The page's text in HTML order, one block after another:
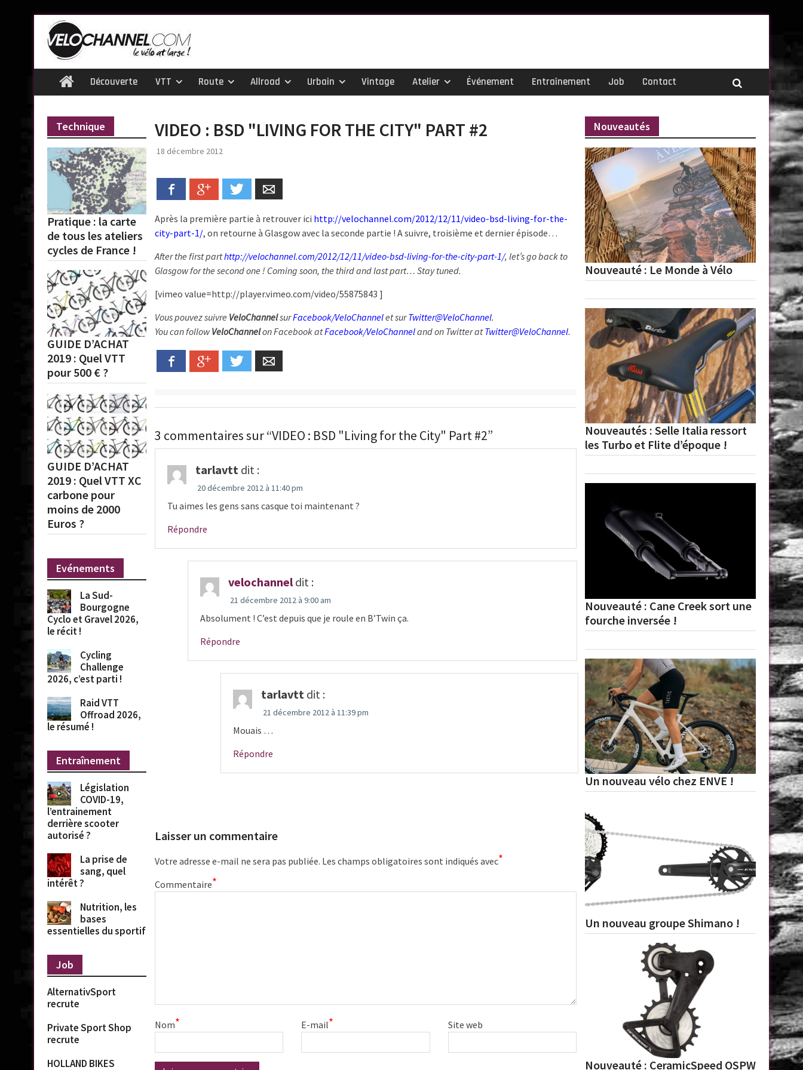
content
HomeDécouverte VTT Route Allroad Urbain Vintage Atelier Événement Entraînement Job Contact
VIDEO : BSD "LIVING FOR THE CITY" PART #2
18 décembre 2012
FacebookGoogle+ Twitter
Après la première partie à retrouver ici http://velochannel.com/2012/12/11/video-bsd-living-for-the-
city-part-1/, on retourne à Glasgow avec la seconde partie ! A suivre, troisième et dernier épisode…
After the first parthttp://velochannel.com/2012/12/11/video-bsd-living-for-the-city-part-1/, let’s go back to
Glasgow for the second one ! Coming soon, the third and last part… Stay tuned.
[vimeo value=http://player.vimeo.com/video/55875843 ]
Vous pouvez suivre VeloChannelsurFacebook/VeloChannelet surTwitter@VeloChannel.
You can followVeloChannelon Facebook atFacebook/VeloChanneland on Twitter atTwitter@VeloChannel.
FacebookGoogle+ Twitter
3 commentaires sur “VIDEO : BSD "Living for the City" Part #2”
tarlavtt dit :
20 décembre 2012 à 11:40 pm
Tu aimes les gens sans casque toi maintenant ?
Répondre
velochannel dit :
21 décembre 2012 à 9:00 am
Absolument ! C’est depuis que je roule en B’Twin ça.
Répondre
tarlavtt dit :
21 décembre 2012 à 11:39 pm
Mouais …
Répondre
Laisser un commentaire
Votre adresse e-mail ne sera pas publiée. Les champs obligatoires sont indiqués avec*
Commentaire*
Nom* E-mail* Site web
Technique
Pratique : la carte
de tous les ateliers
cycles de France !
GUIDE D’ACHAT
2019 : Quel VTT
pour 500 € ?
GUIDE D’ACHAT
2019 : Quel VTT XC
carbone pour
moins de 2000
Euros ?
Evénements
La Sud-
Bourgogne
Cyclo et Gravel 2026,
le récit !
Cycling
Challenge
2026, c’est parti !
Raid VTT
Offroad 2026,
le résumé !
Entraînement
Législation
COVID-19,
l’entrainement
derrière scooter
autorisé ?
La prise de
sang, quel
intérêt ?
Nutrition, les
bases
essentielles du sportif
Job
AlternativSport
recrute
Private Sport Shop
recrute
HOLLAND BIKES
Nouveautés
Nouveauté : Le Monde à Vélo
Nouveautés : Selle Italia ressort
les Turbo et Flite d’époque !
Nouveauté : Cane Creek sort une
fourche inversée !
Un nouveau vélo chez ENVE !
Un nouveau groupe Shimano !
Nouveauté : CeramicSpeed OSPW